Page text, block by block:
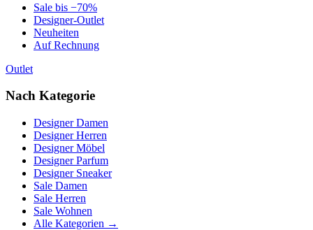
Sale bis −70%
Designer-Outlet
Neuheiten
Auf Rechnung
Outlet
Nach Kategorie
Designer Damen
Designer Herren
Designer Möbel
Designer Parfum
Designer Sneaker
Sale Damen
Sale Herren
Sale Wohnen
Alle Kategorien →